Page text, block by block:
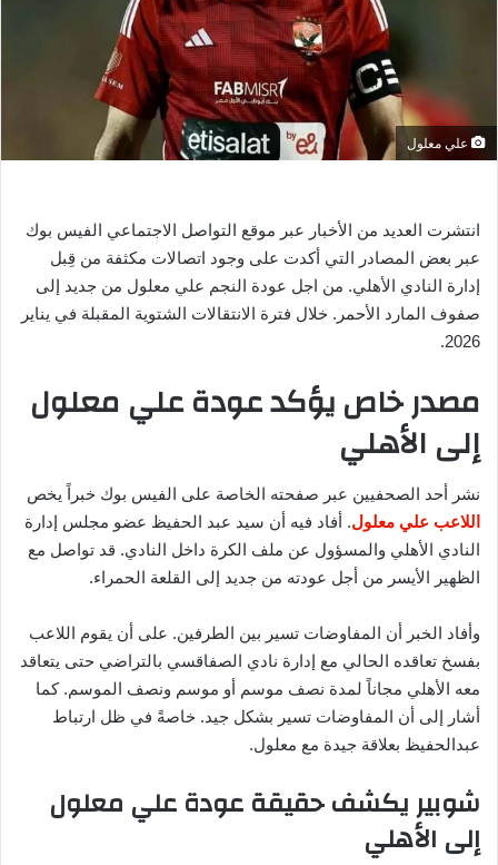
إ
ل
ك
ت
علي معلول
انتشرت العديد من الأخبار عبر موقع التواصل الاجتماعي الفيس بوك
عبر بعض المصادر التي أكدت على وجود اتصالات مكثفة من قِبل
إدارة النادي الأهلي. من اجل عودة النجم علي معلول من جديد إلى
صفوف المارد الأحمر. خلال فترة الانتقالات الشتوية المقبلة في يناير
2026.
مصدر خاص يؤكد عودة علي معلول
إلى الأهلي
نشر أحد الصحفيين عبر صفحته الخاصة على الفيس بوك خبراً يخص
اللاعب علي معلول. أفاد فيه أن سيد عبد الحفيظ عضو مجلس إدارة
النادي الأهلي والمسؤول عن ملف الكرة داخل النادي. قد تواصل مع
الظهير الأيسر من أجل عودته من جديد إلى القلعة الحمراء.
وأفاد الخبر أن المفاوضات تسير بين الطرفين. على أن يقوم اللاعب
بفسخ تعاقده الحالي مع إدارة نادي الصفاقسي بالتراضي حتى يتعاقد
معه الأهلي مجاناً لمدة نصف موسم أو موسم ونصف الموسم. كما
أشار إلى أن المفاوضات تسير بشكل جيد. خاصةً في ظل ارتباط
عبدالحفيظ بعلاقة جيدة مع معلول.
شوبير يكشف حقيقة عودة علي معلول
إلى الأهلي